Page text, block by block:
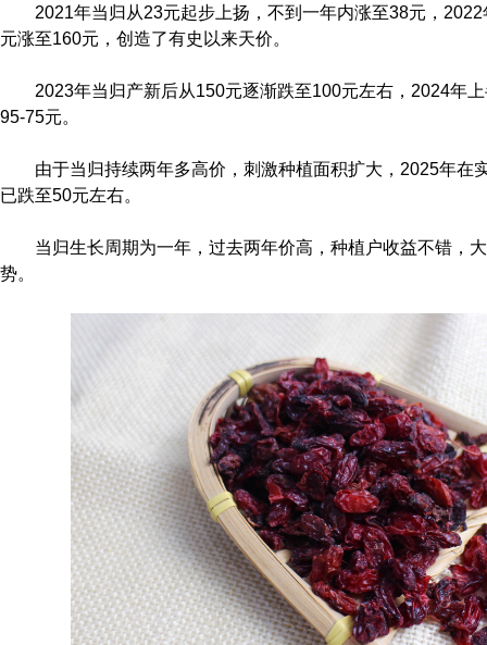
2021年当归从23元起步上扬，不到一年内涨至38元，
元涨至160元，创造了有史以来天价。
2023年当归产新后从150元逐渐跌至100元左右，2024年
95-75元。
由于当归持续两年多高价，刺激种植面积扩大，2025年在
已跌至50元左右。
当归生长周期为一年，过去两年价高，种植户收益不错，
势。